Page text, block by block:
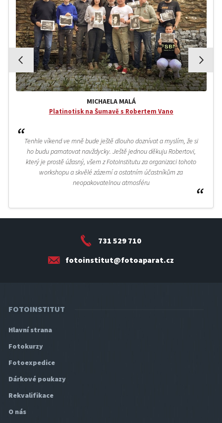
MICHAELA MALÁ
Platinotisk na Šumavě s Robertem Vano
Tenhle víkend ve mně bude ještě dlouho doznívat a myslím, že si
ho budu pamatovat navždycky. Ještě jednou děkuju Robertovi,
který je prostě úžasný, všem z FotoInstitutu za organizaci tohoto
workshopu a skvělé zázemí a ostatním účastníkům za
neopakovatelnou atmosféru
731 529 710
fotoinstitut@fotoaparat.cz
FOTOINSTITUT
Hlavní strana
Fotokurzy
Fotoexpedice
Dárkové poukazy
Rekvalifikace
O nás